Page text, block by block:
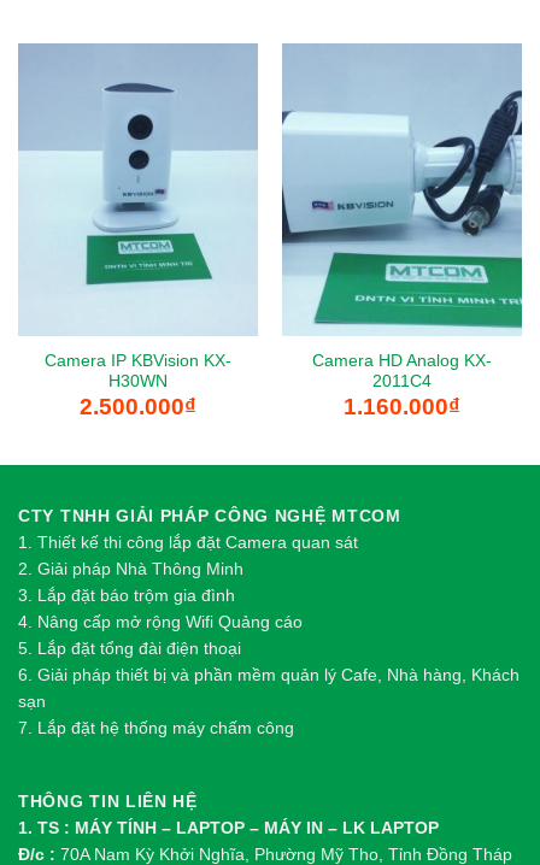
Camera IP KBVision KX-
H30WN
2.500.000₫
Camera HD Analog KX-
2011C4
1.160.000₫
CTY TNHH GIẢI PHÁP CÔNG NGHỆ MTCOM
1. Thiết kế thi công lắp đặt Camera quan sát
2. Giải pháp Nhà Thông Minh
3. Lắp đặt báo trộm gia đình
4. Nâng cấp mở rộng Wifi Quảng cáo
5. Lắp đặt tổng đài điện thoại
6. Giải pháp thiết bị và phần mềm quản lý Cafe, Nhà hàng, Khách
sạn
7. Lắp đặt hệ thống máy chấm công
THÔNG TIN LIÊN HỆ
1. TS : MÁY TÍNH – LAPTOP – MÁY IN – LK LAPTOP
Đ/c : 70A Nam Kỳ Khởi Nghĩa, Phường Mỹ Tho, Tỉnh Đồng Tháp